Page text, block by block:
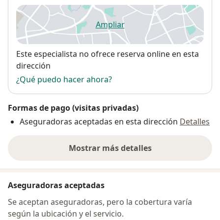
Ampliarse abre en una nueva
Disponibilidad
Este especialista no ofrece reserva online en esta
dirección
¿Qué puedo hacer ahora?
Formas de pago (visitas privadas)
Aseguradoras aceptadas en esta dirección Detalles
Mostrar más detalles
sobre la dirección
Aseguradoras aceptadas
Se aceptan aseguradoras, pero la cobertura varía
según la ubicación y el servicio.